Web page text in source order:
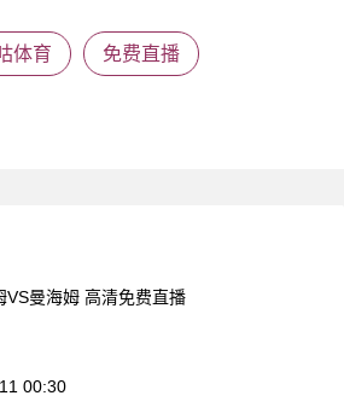
体育 免费直播
VS曼海姆 高清免费直播
00:30